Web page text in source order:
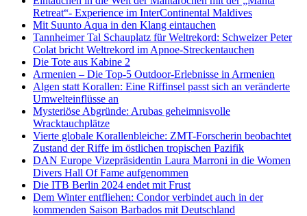
Retreat“- Experience im InterContinental Maldives
Mit Suunto Aqua in den Klang eintauchen
Tannheimer Tal Schauplatz für Weltrekord: Schweizer Peter
Colat bricht Weltrekord im Apnoe-Streckentauchen
Die Tote aus Kabine 2
Armenien – Die Top-5 Outdoor-Erlebnisse in Armenien
Algen statt Korallen: Eine Riffinsel passt sich an veränderte
Umwelteinflüsse an
Mysteriöse Abgründe: Arubas geheimnisvolle
Wracktauchplätze
Vierte globale Korallenbleiche: ZMT-Forscherin beobachtet
Zustand der Riffe im östlichen tropischen Pazifik
DAN Europe Vizepräsidentin Laura Marroni in die Women
Divers Hall Of Fame aufgenommen
Die ITB Berlin 2024 endet mit Frust
Dem Winter entfliehen: Condor verbindet auch in der
kommenden Saison Barbados mit Deutschland